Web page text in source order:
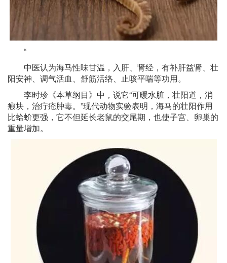
“
中医认为海马性味甘温，入肝、肾经，有补肝益肾、壮
阳安神、调气活血、舒筋活络、止咳平喘等功用。
李时珍《本草纲目》中，说它“可暖水脏，壮阳道，消
瘕块，治疔疮肿毒。”现代动物实验表明，海马的壮阳作用
比蛤蚧更强，它不但延长老鼠的交尾期，也使子宫、卵巢的
重量增加。